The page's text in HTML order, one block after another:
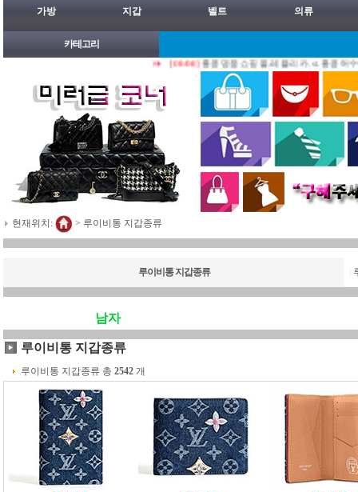
가방 지갑 벨트 의류
카테고리
[08/08]홍콩명품쇼핑몰.레플리카.st.홍콩허수아비
현재위치: > 루이비통 지갑종류
루이비통 지갑종류
남자
루이비통 지갑종류
루이비통 지갑종류 총 2542 개